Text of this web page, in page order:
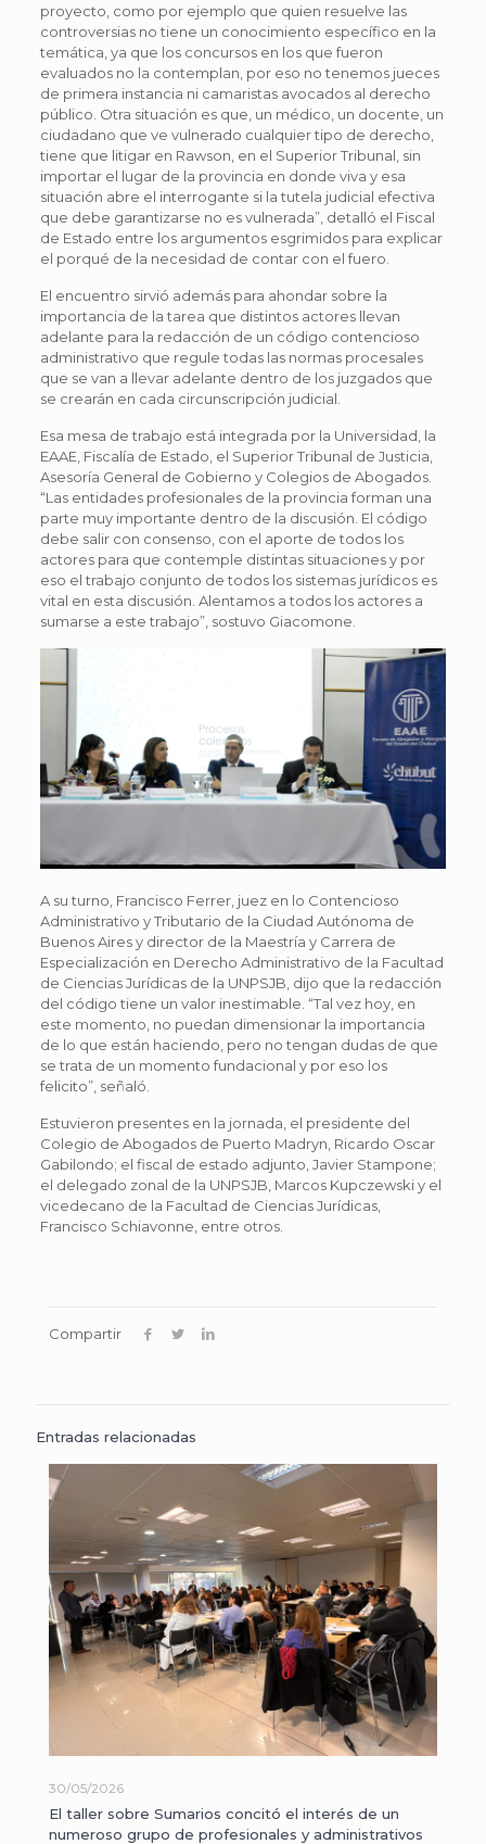
proyecto, como por ejemplo que quien resuelve las
controversias no tiene un conocimiento específico en la
temática, ya que los concursos en los que fueron
evaluados no la contemplan, por eso no tenemos jueces
de primera instancia ni camaristas avocados al derecho
público. Otra situación es que, un médico, un docente, un
ciudadano que ve vulnerado cualquier tipo de derecho,
tiene que litigar en Rawson, en el Superior Tribunal, sin
importar el lugar de la provincia en donde viva y esa
situación abre el interrogante si la tutela judicial efectiva
que debe garantizarse no es vulnerada”, detalló el Fiscal
de Estado entre los argumentos esgrimidos para explicar
el porqué de la necesidad de contar con el fuero.
El encuentro sirvió además para ahondar sobre la
importancia de la tarea que distintos actores llevan
adelante para la redacción de un código contencioso
administrativo que regule todas las normas procesales
que se van a llevar adelante dentro de los juzgados que
se crearán en cada circunscripción judicial.
Esa mesa de trabajo está integrada por la Universidad, la
EAAE, Fiscalía de Estado, el Superior Tribunal de Justicia,
Asesoría General de Gobierno y Colegios de Abogados.
“Las entidades profesionales de la provincia forman una
parte muy importante dentro de la discusión. El código
debe salir con consenso, con el aporte de todos los
actores para que contemple distintas situaciones y por
eso el trabajo conjunto de todos los sistemas jurídicos es
vital en esta discusión. Alentamos a todos los actores a
sumarse a este trabajo”, sostuvo Giacomone.
A su turno, Francisco Ferrer, juez en lo Contencioso
Administrativo y Tributario de la Ciudad Autónoma de
Buenos Aires y director de la Maestría y Carrera de
Especialización en Derecho Administrativo de la Facultad
de Ciencias Jurídicas de la UNPSJB, dijo que la redacción
del código tiene un valor inestimable. “Tal vez hoy, en
este momento, no puedan dimensionar la importancia
de lo que están haciendo, pero no tengan dudas de que
se trata de un momento fundacional y por eso los
felicito”, señaló.
Estuvieron presentes en la jornada, el presidente del
Colegio de Abogados de Puerto Madryn, Ricardo Oscar
Gabilondo; el fiscal de estado adjunto, Javier Stampone;
el delegado zonal de la UNPSJB, Marcos Kupczewski y el
vicedecano de la Facultad de Ciencias Jurídicas,
Francisco Schiavonne, entre otros.
Compartir
Entradas relacionadas
30/05/2026
El taller sobre Sumarios concitó el interés de un
numeroso grupo de profesionales y administrativos